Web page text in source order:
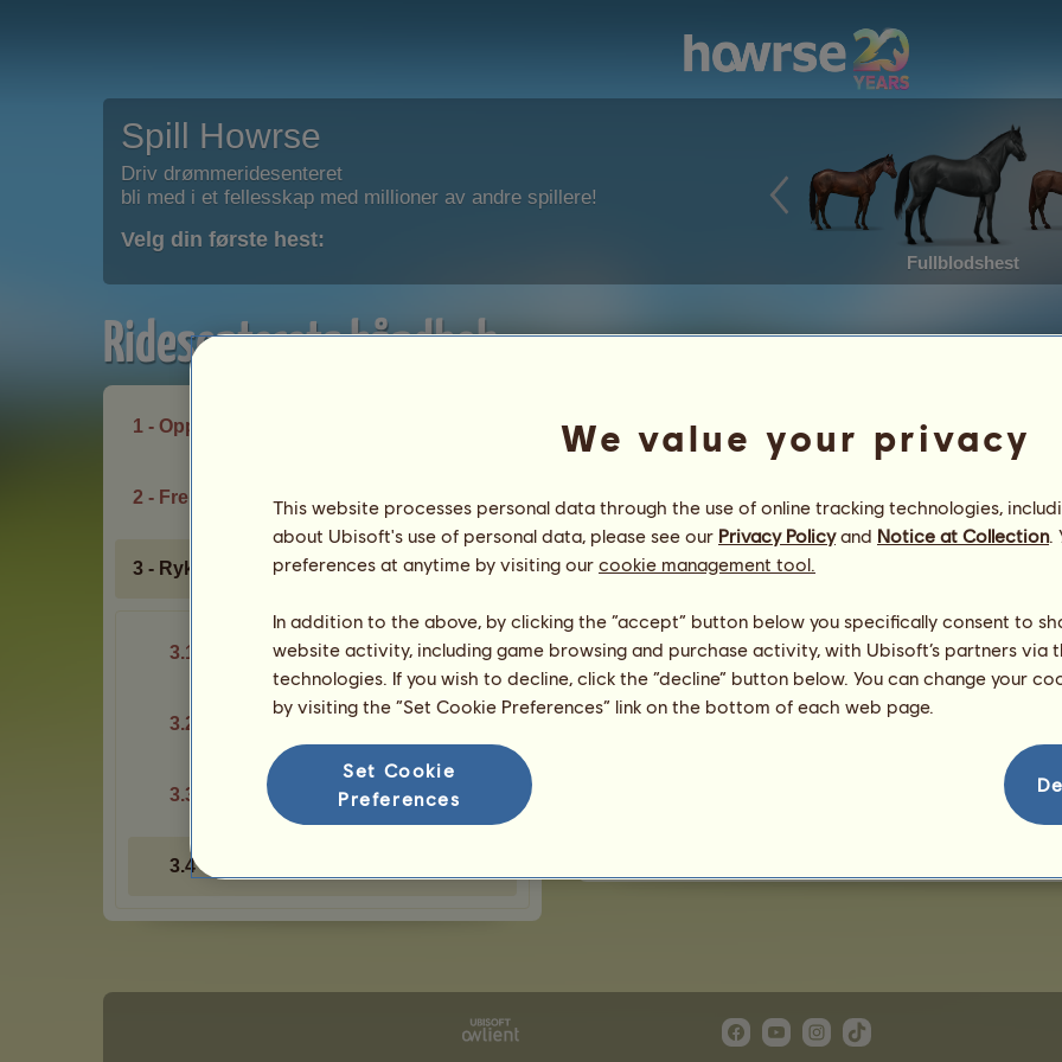
Spill Howrse
Driv drømmeridesenteret
bli med i et fellesskap med millioner av andre spillere!
Velg din første hest:
Fullblodshest
Ridesenterets håndbok
1 - Opprette og behandle
2 - Fremgang
3 - Rykte
3.1 - Side
3.2 - Prestisje
3.3 - Rangeringer
3.4 - Rosetter
3.4 - Rosettene
3.4.2 - Ridesenterrosetter
Rosetter er belønninger for hester som kommer i
dobbelt opp av equus! Bare konkurranser med mer
Rosetter er en god måte å få ridesenteret ditt til å
rosettsiden for alle hestene som har vunnet dem.
For å aktivere rosetten din, kan du ganske enkelt gå
We value your privacy
This website processes personal data through the use of online tracking technologies,
about Ubisoft's use of personal data, please see our Privacy Policyand Notice at Collection.
preferences at anytime by visiting our cookie management tool.
In addition to the above, by clicking the “accept” button below you specifically consent to
website activity, including game browsing and purchase activity, with Ubisoft’s partners via
technologies. If you wish to decline, click the “decline” button below. You can change your
by visiting the “Set Cookie Preferences” link on the bottom of each web page.
Set Cookie
Preferences